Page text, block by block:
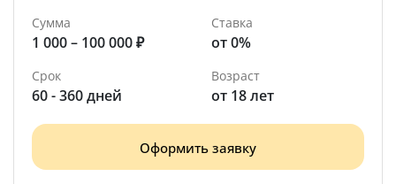
Сумма
1 000 – 100 000 ₽
Ставка
от 0%
Срок
60 - 360 дней
Возраст
от 18 лет
Оформить заявку